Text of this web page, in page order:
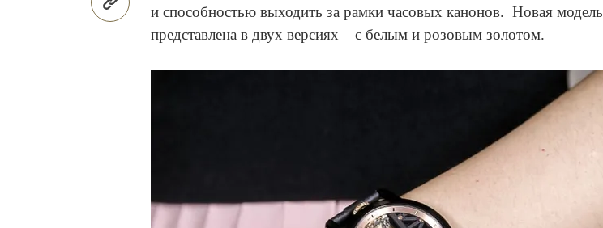
и способностью выходить за рамки часовых канонов. Новая модель
представлена в двух версиях – с белым и розовым золотом.